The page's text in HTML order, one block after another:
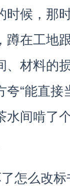
时候，那
蹲在工地
、材料的
夸“能直接
水间啃了
怎么改